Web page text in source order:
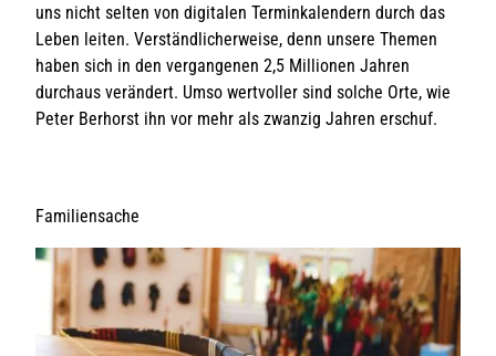
uns nicht selten von digitalen Terminkalendern durch das
Leben leiten. Verständlicherweise, denn unsere Themen
haben sich in den vergangenen 2,5 Millionen Jahren
durchaus verändert. Umso wertvoller sind solche Orte, wie
Peter Berhorst ihn vor mehr als zwanzig Jahren erschuf.
Familiensache